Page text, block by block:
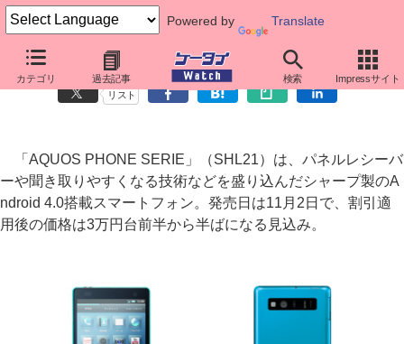
Powered by Translate
カテゴリ 過去記事 検索 Impressサイト
約13メガ裏面照射カメラ搭載、シャープ製「AQUOS PHONE SERIE」
リスト
「AQUOS PHONE SERIE」（SHL21）は、パネルレシーバ
ーや聞き取りやすくなる技術などを盛り込んだシャープ製のA
ndroid 4.0搭載スマートフォン。発売日は11月2日で、割引適
用後の価格は3万円台前半から半ばになる見込み。